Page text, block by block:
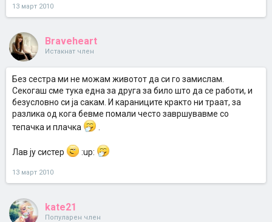
13 март 2010
Braveheart
Истакнат член
Без сестра ми не можам животот да си го замислам.
Секогаш сме тука една за друга за било што да се работи, и
безусловно си ја сакам. И караниците кракто ни траат, за
разлика од кога бевме помали често завршувавме со
тепачка и плачка
Лав ју систер :up:
13 март 2010
kate21
Популарен член